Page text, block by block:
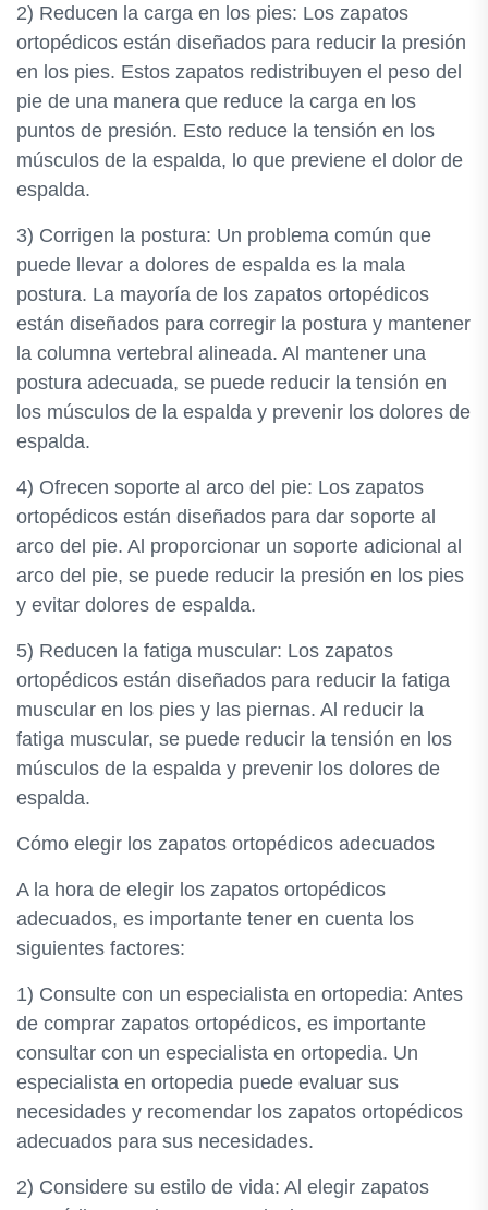
2) Reducen la carga en los pies: Los zapatos
ortopédicos están diseñados para reducir la presión
en los pies. Estos zapatos redistribuyen el peso del
pie de una manera que reduce la carga en los
puntos de presión. Esto reduce la tensión en los
músculos de la espalda, lo que previene el dolor de
espalda.
3) Corrigen la postura: Un problema común que
puede llevar a dolores de espalda es la mala
postura. La mayoría de los zapatos ortopédicos
están diseñados para corregir la postura y mantener
la columna vertebral alineada. Al mantener una
postura adecuada, se puede reducir la tensión en
los músculos de la espalda y prevenir los dolores de
espalda.
4) Ofrecen soporte al arco del pie: Los zapatos
ortopédicos están diseñados para dar soporte al
arco del pie. Al proporcionar un soporte adicional al
arco del pie, se puede reducir la presión en los pies
y evitar dolores de espalda.
5) Reducen la fatiga muscular: Los zapatos
ortopédicos están diseñados para reducir la fatiga
muscular en los pies y las piernas. Al reducir la
fatiga muscular, se puede reducir la tensión en los
músculos de la espalda y prevenir los dolores de
espalda.
Cómo elegir los zapatos ortopédicos adecuados
A la hora de elegir los zapatos ortopédicos
adecuados, es importante tener en cuenta los
siguientes factores:
1) Consulte con un especialista en ortopedia: Antes
de comprar zapatos ortopédicos, es importante
consultar con un especialista en ortopedia. Un
especialista en ortopedia puede evaluar sus
necesidades y recomendar los zapatos ortopédicos
adecuados para sus necesidades.
2) Considere su estilo de vida: Al elegir zapatos